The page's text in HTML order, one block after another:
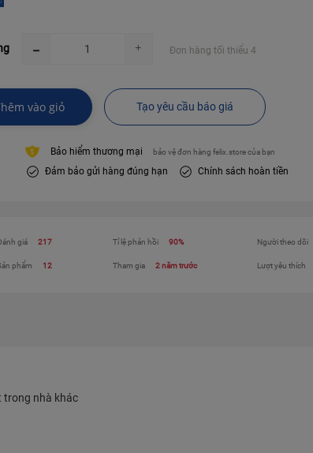
Đơn hàng tối thiểu 4
vào giỏ Tạo yêu cầu báo giá
Bảo hiểm thương mại bảo vệ đơn hàng felix.store của bạn
Đảm bảo gửi hàng đúng hạn Chính sách hoàn tiền
giá 217
phẩm 12
Tỉ lệ phản hồi 90%
Tham gia 2 năm trước
Người theo dõi
Lượt yêu thích
trong nhà khác